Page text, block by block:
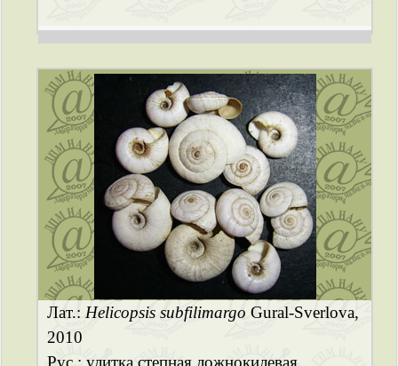
Лат.: Helicopsis subfilimargo Gural-Sverlova,
2010
Рус.: улитка степная ложнокилевая